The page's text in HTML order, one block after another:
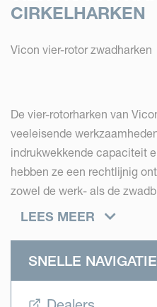
CIRKELHARKEN
Vicon vier-rotor zwadharken
De vier-rotorharken van
veeleisende
indrukwekkende capaciteit
hebben ze een rechtlijnig
zowel de werk- als de
waardoor het volledige
Vicon rotorharken zijn
LEES MEER
SNELLE NAVIGATIE